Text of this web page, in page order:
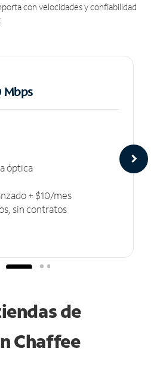
con velocidades y confiabilidad
Mbps
óptica
+ $10/mes
sin contratos
de
Chaffee